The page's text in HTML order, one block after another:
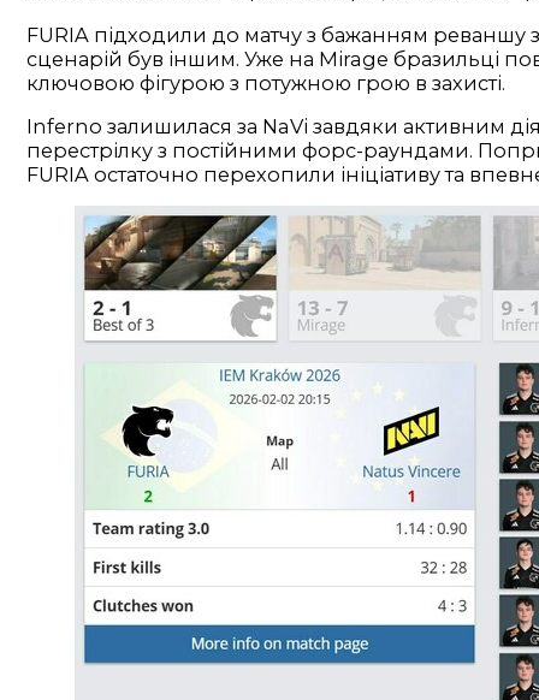
FURIA підходили до матчу з бажанням реваншу
сценарій був іншим. Уже на Mirage бразильці
ключовою фігурою з потужною грою в захисті.
Inferno залишилася за NaVi завдяки активним
перестрілку з постійними форс-раундами. Попри
FURIA остаточно перехопили ініціативу та